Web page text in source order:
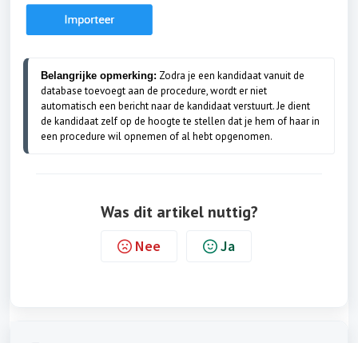
Belangrijke opmerking: Zodra je een kandidaat vanuit de
database toevoegt aan de procedure, wordt er niet
automatisch een bericht naar de kandidaat verstuurt. Je dient
de kandidaat zelf op de hoogte te stellen dat je hem of haar in
een procedure wil opnemen of al hebt opgenomen.
Was dit artikel nuttig?
Nee Ja